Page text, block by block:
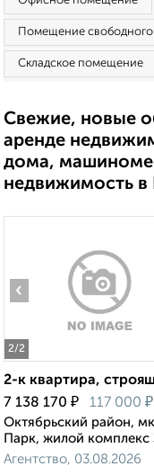
Помещение свободного
Складское помещение
Свежие, новые
аренде
дома,
недвижимость в
2/2
‹
2-к квартира,
7 138 170 ₽ 117 000 ₽
Октябрьский район,
Парк, жилой комплекс
Агентство, 03.08.2026